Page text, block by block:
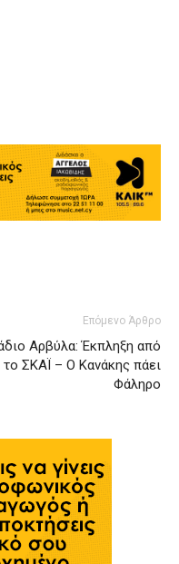
Επόμενο Άρθρο
Αρβύλα: Έκπληξη από
το ΣΚΑΪ – Ο Κανάκης πάει
Φάληρο